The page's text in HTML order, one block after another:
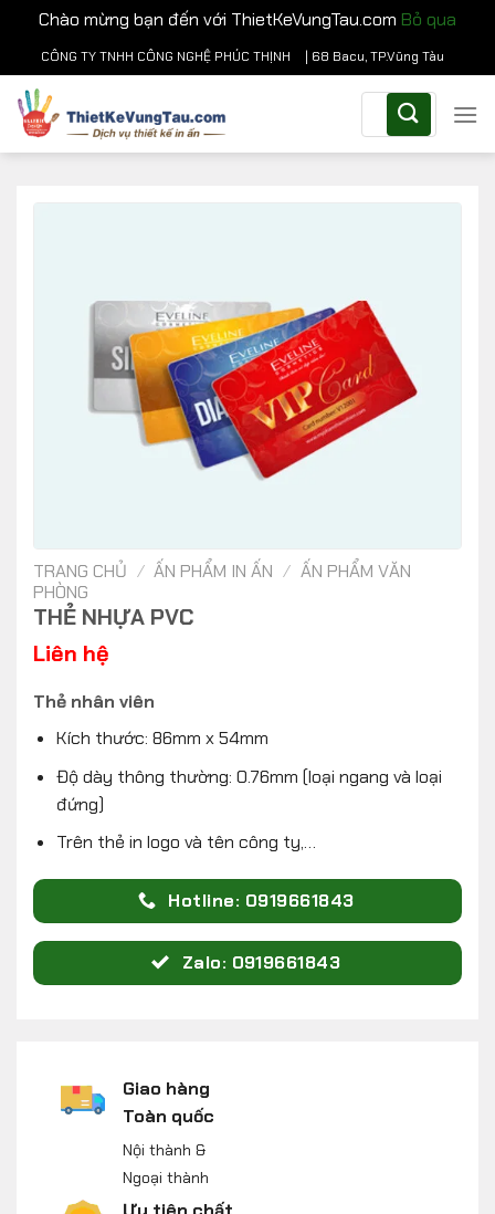
Chào mừng bạn đến với ThietKeVungTau.com Bỏ qua
Chuyển
đến
nội
dung
CÔNG TY TNHH CÔNG NGHỆ PHÚC THỊNH | 68 Bacu, TP.Vũng Tàu
kiếm:
TRANG CHỦ / ẤN PHẨM IN ẤN / ẤN PHẨM VĂN
PHÒNG
THẺ NHỰA PVC
Liên hệ
Thẻ nhân viên
Kích thước: 86mm x 54mm
Độ dày thông thường: 0.76mm (loại ngang và loại
đứng)
Trên thẻ in logo và tên công ty,…
Hotline: 0919661843
Zalo: 0919661843
Giao hàng
Toàn quốc
Nội thành &
Ngoại thành